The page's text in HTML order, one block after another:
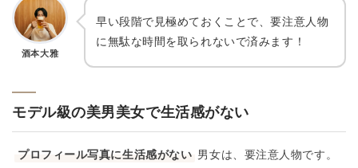
酒本大雅
早い段階で見極めておくことで、要注意人物
に無駄な時間を取られないで済みます！
モデル級の美男美女で生活感がない
プロフィール写真に生活感がない 男女は、要注意人物です。